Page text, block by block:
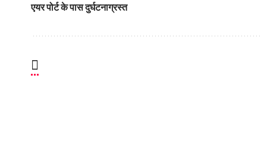
एयर पोर्ट के पास दुर्घटनाग्रस्त